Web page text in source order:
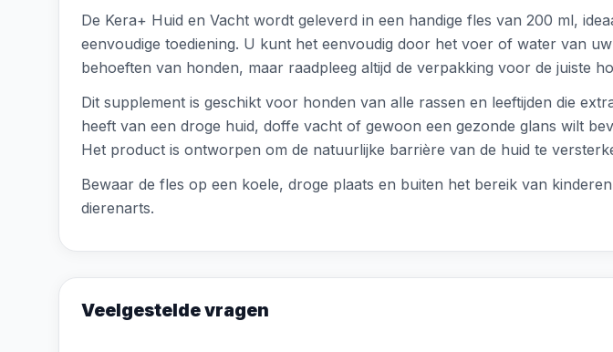
De Kera+ Huid en Vacht wordt geleverd in een handige fles van 200 ml,
eenvoudige toediening. U kunt het eenvoudig door het voer of water van
behoeften van honden, maar raadpleeg altijd de verpakking voor de juiste
Dit supplement is geschikt voor honden van alle rassen en leeftijden die
heeft van een droge huid, doffe vacht of gewoon een gezonde glans wilt
Het product is ontworpen om de natuurlijke barrière van de huid te
Bewaar de fles op een koele, droge plaats en buiten het bereik van
dierenarts.
Veelgestelde vragen